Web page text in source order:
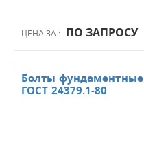
ЦЕНА ЗА : ПО ЗАПРОСУ
Болты фундаментные
ГОСТ 24379.1-80